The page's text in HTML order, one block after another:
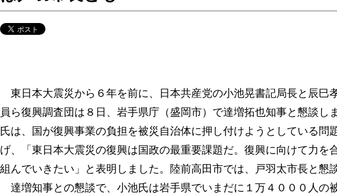
東日本大震災から６年を前に、日本共産党の小池晃書記局長と辰巳
員ら復興調査団は８日、岩手県庁（盛岡市）で達増拓也知事と懇談し
氏は、国が復興事業の負担を被災自治体に押し付けようとしている問
げ、「東日本大震災の復興は国政の最重要課題だ。復興に向けて力を
組んでいきたい」と表明しました。陸前高田市では、戸羽太市長と懇
達増知事との懇談で、小池氏は岩手県でいまだに１万４０００人の